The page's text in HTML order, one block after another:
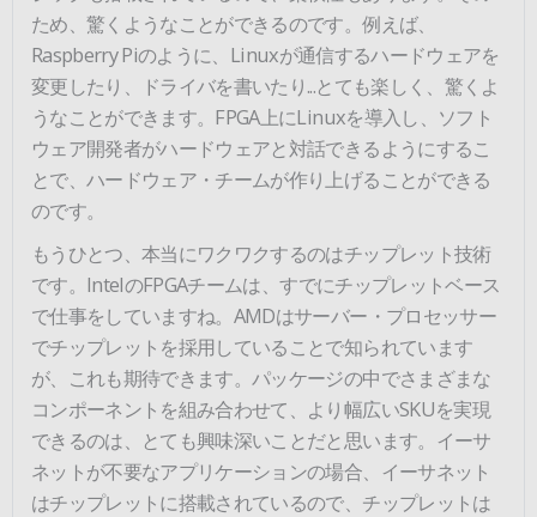
ため、驚くようなことができるのです。例えば、
Raspberry Piのように、Linuxが通信するハードウェアを
変更したり、ドライバを書いたり...とても楽しく、驚くよ
うなことができます。FPGA上にLinuxを導入し、ソフト
ウェア開発者がハードウェアと対話できるようにするこ
とで、ハードウェア・チームが作り上げることができる
のです。
もうひとつ、本当にワクワクするのはチップレット技術
です。IntelのFPGAチームは、すでにチップレットベース
で仕事をしていますね。AMDはサーバー・プロセッサー
でチップレットを採用していることで知られています
が、これも期待できます。パッケージの中でさまざまな
コンポーネントを組み合わせて、より幅広いSKUを実現
できるのは、とても興味深いことだと思います。イーサ
ネットが不要なアプリケーションの場合、イーサネット
はチップレットに搭載されているので、チップレットは